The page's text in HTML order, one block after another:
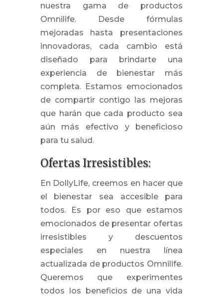
nuestra gama de productos
Omnilife. Desde fórmulas
mejoradas hasta presentaciones
innovadoras, cada cambio está
diseñado para brindarte una
experiencia de bienestar más
completa. Estamos emocionados
de compartir contigo las mejoras
que harán que cada producto sea
aún más efectivo y beneficioso
para tu salud.
Ofertas Irresistibles:
En DollyLife, creemos en hacer que
el bienestar sea accesible para
todos. Es por eso que estamos
emocionados de presentar ofertas
irresistibles y descuentos
especiales en nuestra línea
actualizada de productos Omnilife.
Queremos que experimentes
todos los beneficios de una vida